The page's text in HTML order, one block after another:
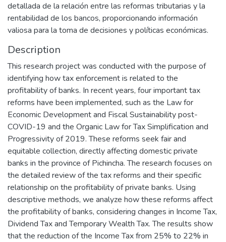
detallada de la relación entre las reformas tributarias y la
rentabilidad de los bancos, proporcionando información
valiosa para la toma de decisiones y políticas económicas.
Description
This research project was conducted with the purpose of
identifying how tax enforcement is related to the
profitability of banks. In recent years, four important tax
reforms have been implemented, such as the Law for
Economic Development and Fiscal Sustainability post-
COVID-19 and the Organic Law for Tax Simplification and
Progressivity of 2019. These reforms seek fair and
equitable collection, directly affecting domestic private
banks in the province of Pichincha. The research focuses on
the detailed review of the tax reforms and their specific
relationship on the profitability of private banks. Using
descriptive methods, we analyze how these reforms affect
the profitability of banks, considering changes in Income Tax,
Dividend Tax and Temporary Wealth Tax. The results show
that the reduction of the Income Tax from 25% to 22% in